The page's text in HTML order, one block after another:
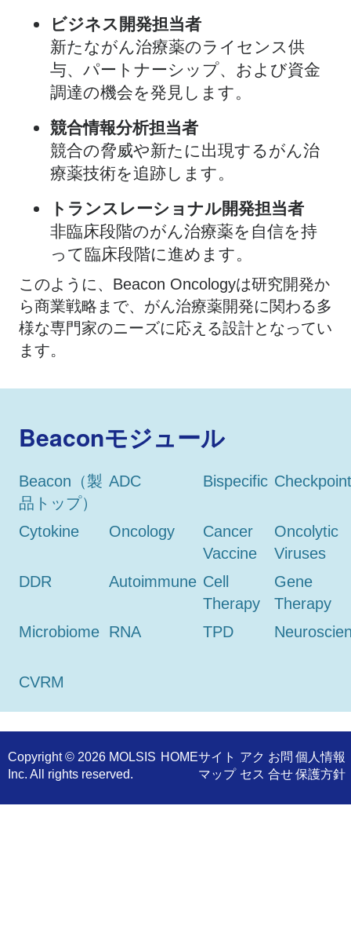
ビジネス開発担当者
新たながん治療薬のライセンス供
与、パートナーシップ、および資金
調達の機会を発見します。
競合情報分析担当者
競合の脅威や新たに出現するがん治
療薬技術を追跡します。
トランスレーショナル開発担当者
非臨床段階のがん治療薬を自信を持
って臨床段階に進めます。
このように、Beacon Oncologyは研究開発か
ら商業戦略まで、がん治療薬開発に関わる多
様な専門家のニーズに応える設計となってい
ます。
Beaconモジュール
Beacon（製
品トップ）
ADC Bispecific Checkpoint
Cytokine Oncology
Cancer
Vaccine
Oncolytic
Viruses
DDR
Autoimmune Cell
Therapy
Gene
Therapy
Microbiome RNA TPD
CVRM
Copyright © 2026 MOLSIS
Inc. All rights reserved.
​HOMEサイト
マップ
アク
セス
お問
合せ
個人情報
保護方針